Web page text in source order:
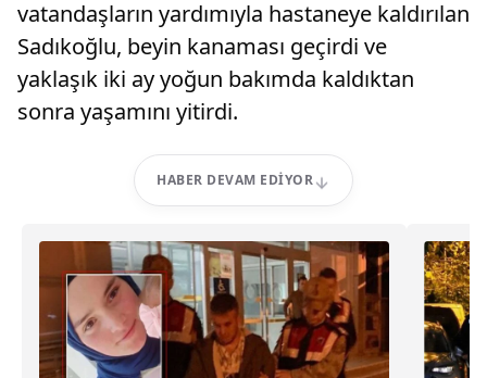
vatandaşların yardımıyla hastaneye kaldırılan
Sadıkoğlu, beyin kanaması geçirdi ve
yaklaşık iki ay yoğun bakımda kaldıktan
sonra yaşamını yitirdi.
HABER DEVAM EDIYOR